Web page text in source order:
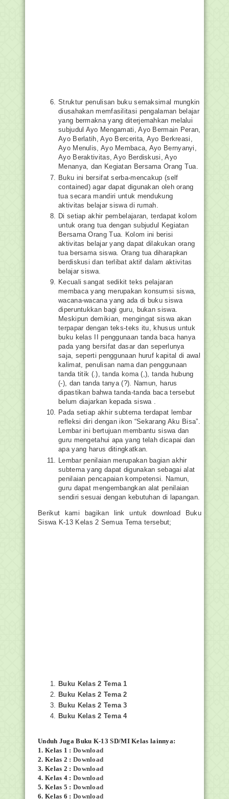
Struktur penulisan buku semaksimal mungkin
diusahakan memfasilitasi pengalaman belajar
yang bermakna yang diterjemahkan melalui
subjudul Ayo Mengamati, Ayo Bermain Peran,
Ayo Berlatih, Ayo Bercerita, Ayo Berkreasi,
Ayo Menulis, Ayo Membaca, Ayo Bernyanyi,
Ayo Beraktivitas, Ayo Berdiskusi, Ayo
Menanya, dan Kegiatan Bersama Orang Tua.
Buku ini bersifat serba-mencakup (self
contained) agar dapat digunakan oleh orang
tua secara mandiri untuk mendukung
aktivitas belajar siswa di rumah.
Di setiap akhir pembelajaran, terdapat kolom
untuk orang tua dengan subjudul Kegiatan
Bersama Orang Tua. Kolom ini berisi
aktivitas belajar yang dapat dilakukan orang
tua bersama siswa. Orang tua diharapkan
berdiskusi dan terlibat aktif dalam aktivitas
belajar siswa.
Kecuali sangat sedikit teks pelajaran
membaca yang merupakan konsumsi siswa,
wacana-wacana yang ada di buku siswa
diperuntukkan bagi guru, bukan siswa.
Meskipun demikian, mengingat siswa akan
terpapar dengan teks-teks itu, khusus untuk
buku kelas II penggunaan tanda baca hanya
pada yang bersifat dasar dan seperlunya
saja, seperti penggunaan huruf kapital di awal
kalimat, penulisan nama dan penggunaan
tanda titik (.), tanda koma (,), tanda hubung
(-), dan tanda tanya (?). Namun, harus
dipastikan bahwa tanda-tanda baca tersebut
belum diajarkan kepada siswa .
Pada setiap akhir subtema terdapat lembar
refleksi diri dengan ikon “Sekarang Aku Bisa”.
Lembar ini bertujuan membantu siswa dan
guru mengetahui apa yang telah dicapai dan
apa yang harus ditingkatkan.
Lembar penilaian merupakan bagian akhir
subtema yang dapat digunakan sebagai alat
penilaian pencapaian kompetensi. Namun,
guru dapat mengembangkan alat penilaian
sendiri sesuai dengan kebutuhan di lapangan.
Berikut kami bagikan link untuk download Buku
Siswa K-13 Kelas 2 Semua Tema tersebut;
Buku Kelas 2 Tema 1
Buku Kelas 2 Tema 2
Buku Kelas 2 Tema 3
Buku Kelas 2 Tema 4
Unduh JugaBuku K-13 SD/MI Kelas lainnya:
1. Kelas 1 : Download
2. Kelas 2 : Download
3. Kelas 2 : Download
4. Kelas 4 : Download
5. Kelas 5 : Download
6. Kelas 6 : Download